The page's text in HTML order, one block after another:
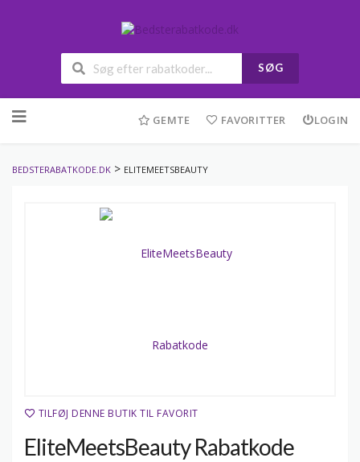
SØG
to
GEMTE FAVORITTER LOGIN
BEDSTERABATKODE.DK > ELITEMEETSBEAUTY
TILFØJ DENNE BUTIK TIL FAVORIT
EliteMeetsBeauty Rabatkode